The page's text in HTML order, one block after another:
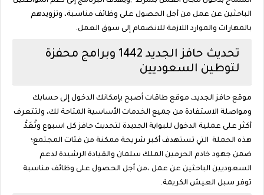
الباحثين عن عمل من أجل الحصول على وظائف مناسبة، وتزويدهم
بالمهارات والموارد اللازمة للانضمام إلى سوق العمل.
تحديث حافز الجديد 1442 وبرامج محفزة
لتوطين السعوديين
موقع حافز الجديد، موقع طاقات أصبح بإمكانك الدخول إلى حسابك
ومواصلة الاستفادة من جميع الخدمات الأساسية المتاحة لك، ولتتعرف
أكثر على عملية الدخول للبوابة الجديدة لتحديث حافز كل اسبوع وتُعَدُّ
هذه الحملة التي تستهدف أكبر شريحة ممكنة من فئات المجتمع؛
ضمن جهود خادم الحرمين الملك سلمان والقيادة الرشيدة لدعم
السعوديين الباحثين عن عمل ،من أجل الحصول على وظائف مناسبة
توفر سبل العيش الكريمة.